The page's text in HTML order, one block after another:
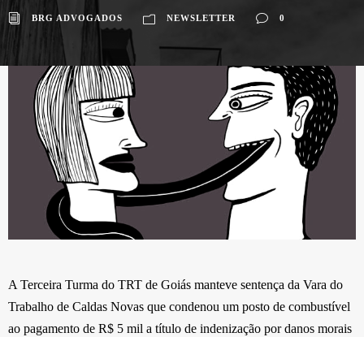
BRG ADVOGADOS NEWSLETTER 0
A Terceira Turma do TRT de Goiás manteve sentença da Vara do
Trabalho de Caldas Novas que condenou um posto de combustível
ao pagamento de R$ 5 mil a título de indenização por danos morais